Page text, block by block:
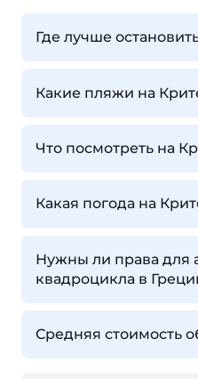
Где лучше
Какие пляжи на
Что посмотреть на
Какая погода на
Нужны ли права для
квадроцикла в
Средняя стоимость